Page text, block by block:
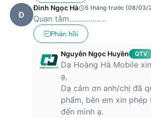
Đ
Đinh Ngọc Hà 5 tháng trước (08/03/
Quan tâm...................
Phản hồi
Nguyễn Ngọc Huyền QTV
Dạ Hoàng Hà Mobile
ạ,
Dạ cảm ơn anh/chị đã
phẩm, bên em xin phép
đến mình ạ.